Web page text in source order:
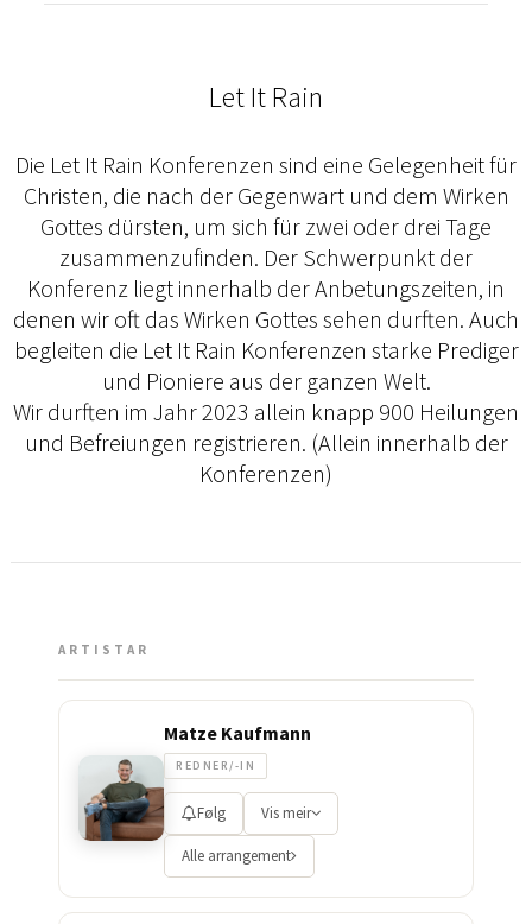
Let It Rain
Die Let It Rain Konferenzen sind eine Gelegenheit für
Christen, die nach der Gegenwart und dem Wirken
Gottes dürsten, um sich für zwei oder drei Tage
zusammenzufinden. Der Schwerpunkt der
Konferenz liegt innerhalb der Anbetungszeiten, in
denen wir oft das Wirken Gottes sehen durften. Auch
begleiten die Let It Rain Konferenzen starke Prediger
und Pioniere aus der ganzen Welt.
Wir durften im Jahr 2023 allein knapp 900 Heilungen
und Befreiungen registrieren. (Allein innerhalb der
Konferenzen)
ARTISTAR
Matze Kaufmann
REDNER/-IN
Følg Vis meir
Alle arrangement